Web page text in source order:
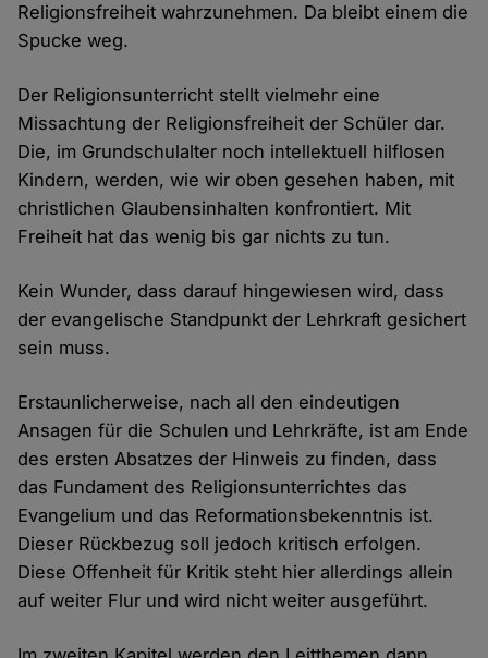
Religionsfreiheit wahrzunehmen. Da bleibt einem die
Spucke weg.
Der Religionsunterricht stellt vielmehr eine
Missachtung der Religionsfreiheit der Schüler dar.
Die, im Grundschulalter noch intellektuell hilflosen
Kindern, werden, wie wir oben gesehen haben, mit
christlichen Glaubensinhalten konfrontiert. Mit
Freiheit hat das wenig bis gar nichts zu tun.
Kein Wunder, dass darauf hingewiesen wird, dass
der evangelische Standpunkt der Lehrkraft gesichert
sein muss.
Erstaunlicherweise, nach all den eindeutigen
Ansagen für die Schulen und Lehrkräfte, ist am Ende
des ersten Absatzes der Hinweis zu finden, dass
das Fundament des Religionsunterrichtes das
Evangelium und das Reformationsbekenntnis ist.
Dieser Rückbezug soll jedoch kritisch erfolgen.
Diese Offenheit für Kritik steht hier allerdings allein
auf weiter Flur und wird nicht weiter ausgeführt.